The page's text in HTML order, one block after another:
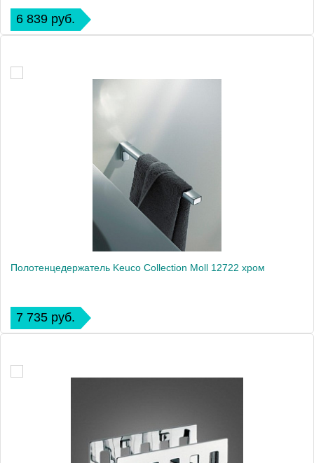
6 839 руб.
Полотенцедержатель Keuco Collection Moll 12722 хром
7 735 руб.